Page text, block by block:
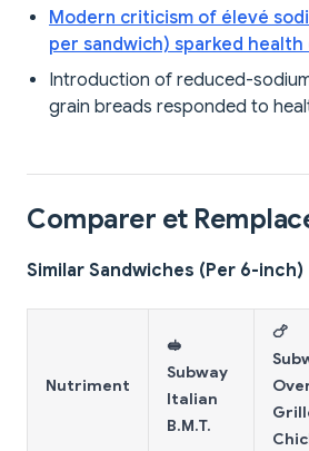
Modern criticism of élevé
per sandwich) sparked
Introduction of reduced-
grain breads responded to
Comparer et
Similar Sandwiches (Per 6-inch)
Nutriment
🥪
Subway
Italian
B.M.T.
🍗